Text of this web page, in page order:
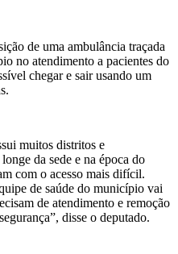
de uma ambulância traçada
no atendimento a pacientes do
chegar e sair usando um
muitos distritos e
da sede e na época do
com o acesso mais difícil.
de saúde do município vai
de atendimento e remoção
disse o deputado.